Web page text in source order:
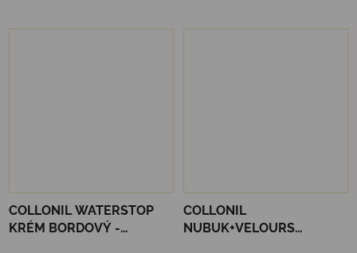
COLLONIL WATERSTOP
KRÉM BORDOVÝ -
COLLONIL
NUBUK+VELOURS